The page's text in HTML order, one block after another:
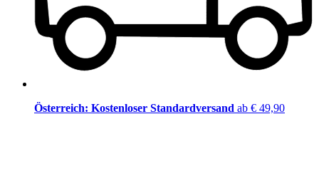
Österreich: Kostenloser Standardversand ab € 49,90